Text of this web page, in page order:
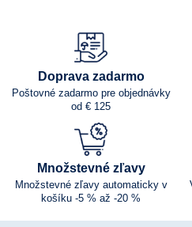
Doprava zadarmo
Poštovné zadarmo pre objednávky
od € 125
Množstevné zľavy
Množstevné zľavy automaticky v
košíku -5 % až -20 %